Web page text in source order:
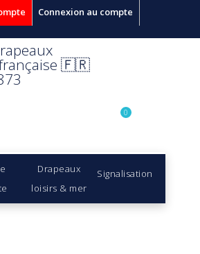
Connexion au compte
française 🇫🇷
Drapeaux
loisirs & mer
Signalisation
0